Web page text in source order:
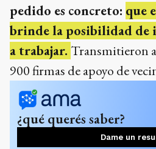
pedido es concreto: que
brinde la posibilidad de
a trabajar. Transmitieron
900 firmas de apoyo de
¿qué querés saber?
Dame un